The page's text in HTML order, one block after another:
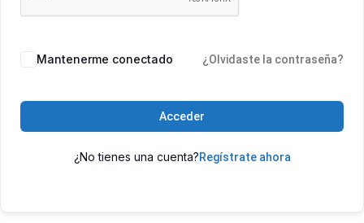
Mantenerme conectado ¿Olvidaste la contraseña?
Acceder
¿No tienes una cuenta?Regístrate ahora